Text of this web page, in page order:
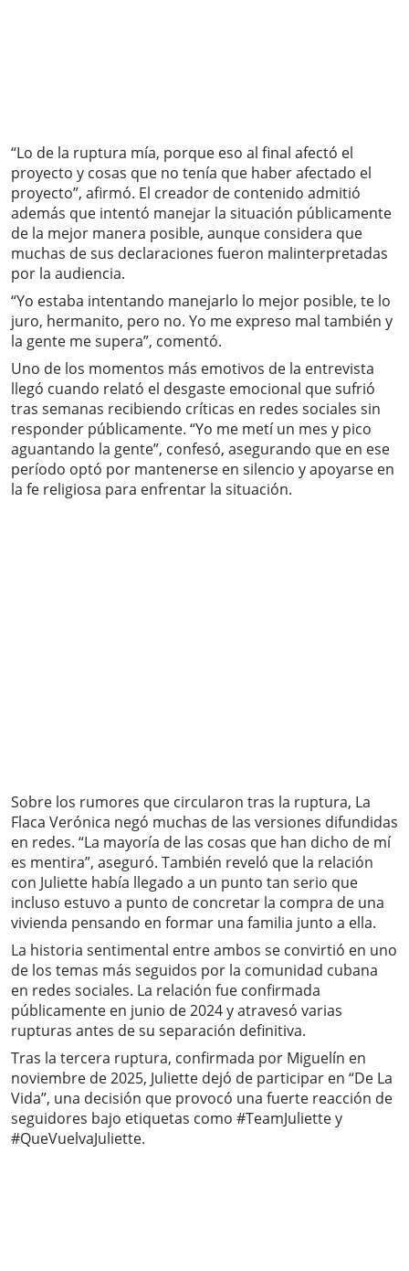
“Lo de la ruptura mía, porque eso al final afectó el
proyecto y cosas que no tenía que haber afectado el
proyecto”, afirmó. El creador de contenido admitió
además que intentó manejar la situación públicamente
de la mejor manera posible, aunque considera que
muchas de sus declaraciones fueron malinterpretadas
por la audiencia.
“Yo estaba intentando manejarlo lo mejor posible, te lo
juro, hermanito, pero no. Yo me expreso mal también y
la gente me supera”, comentó.
Uno de los momentos más emotivos de la entrevista
llegó cuando relató el desgaste emocional que sufrió
tras semanas recibiendo críticas en redes sociales sin
responder públicamente. “Yo me metí un mes y pico
aguantando la gente”, confesó, asegurando que en ese
período optó por mantenerse en silencio y apoyarse en
la fe religiosa para enfrentar la situación.
Sobre los rumores que circularon tras la ruptura, La
Flaca Verónica negó muchas de las versiones difundidas
en redes. “La mayoría de las cosas que han dicho de mí
es mentira”, aseguró. También reveló que la relación
con Juliette había llegado a un punto tan serio que
incluso estuvo a punto de concretar la compra de una
vivienda pensando en formar una familia junto a ella.
La historia sentimental entre ambos se convirtió en uno
de los temas más seguidos por la comunidad cubana
en redes sociales. La relación fue confirmada
públicamente en junio de 2024 y atravesó varias
rupturas antes de su separación definitiva.
Tras la tercera ruptura, confirmada por Miguelín en
noviembre de 2025, Juliette dejó de participar en “De La
Vida”, una decisión que provocó una fuerte reacción de
seguidores bajo etiquetas como #TeamJuliette y
#QueVuelvaJuliette.